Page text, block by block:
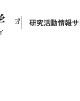
研究活動情報